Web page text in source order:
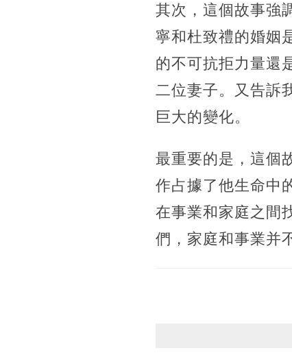
其次，這個故事強
寧和杜致禮的婚姻
的不可抗拒力量還
二位妻子。又告訴
巨大的變化。
最重要的是，這個
作占據了他生命中
在事業和家庭之間
們，家庭和事業并